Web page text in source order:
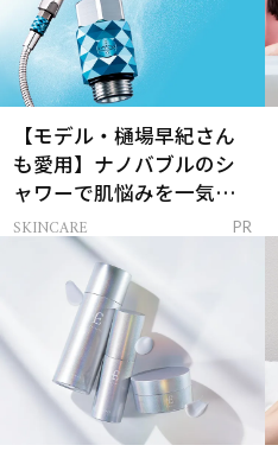
【モデル・樋場早紀さん
も愛用】ナノバブルのシ
ャワーで肌悩みを一気に
解決
SKINCARE PR